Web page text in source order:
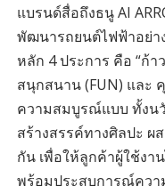
แบรนด์สื่อถึงธนู AI
พัฒนารถยนต์ไฟฟ้าอย่า
หลัก 4 ประการ คือ “ก้า
สนุกสนาน (FUN) และ
ความสมบูรณ์แบบ ทั้งน
สร้างสรรค์ทางศิลปะ ผ
กัน เพื่อให้ลูกค้าผู้ใช้งา
พร้อมประสบการณ์ควา